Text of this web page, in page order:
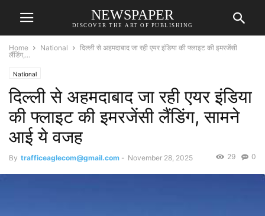
NEWSPAPER
DISCOVER THE ART OF PUBLISHING
Home National
दिल्ली से अहमदाबाद जा रही एयर इंडिया की फ्लाइट की इमरजेंसी
लैंडिंग,...
National
दिल्ली से अहमदाबाद जा रही एयर इंडिया
की फ्लाइट की इमरजेंसी लैंडिंग, सामने
आई ये वजह
By trafficeaglecom@gmail.com - November 28, 2025 0
29